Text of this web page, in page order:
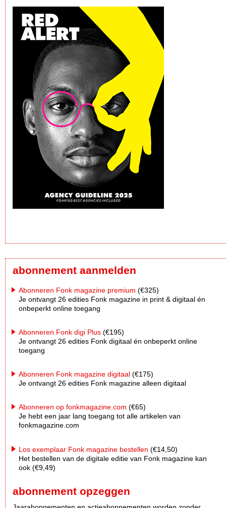
abonnement aanmelden
Abonneren Fonk magazine premium (€325)
Je ontvangt 26 edities Fonk magazine in print & digitaal én
onbeperkt online toegang
Abonneren Fonk digi Plus (€195)
Je ontvangt 26 edities Fonk digitaal én onbeperkt online
toegang
Abonneren Fonk magazine digitaal (€175)
Je ontvangt 26 edities Fonk magazine alleen digitaal
Abonneren op fonkmagazine.com (€65)
Je hebt een jaar lang toegang tot alle artikelen van
fonkmagazine.com
Los exemplaar Fonk magazine bestellen (€14,50)
Het bestellen van de digitale editie van Fonk magazine kan
ook (€9,49)
abonnement opzeggen